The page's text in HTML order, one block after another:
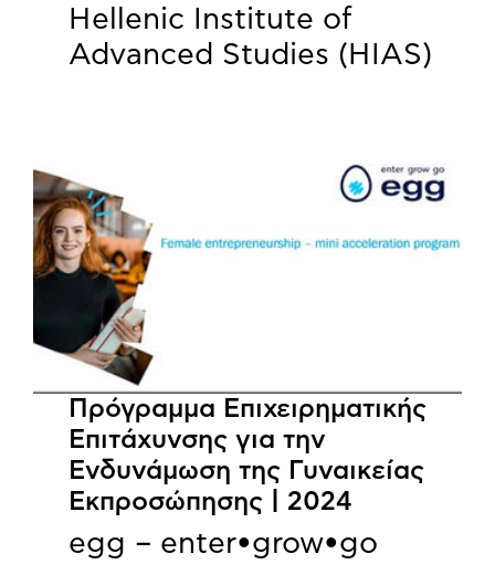
Hellenic Institute of
Advanced Studies (HIAS)
Πρόγραμμα Επιχειρηματικής
Επιτάχυνσης για την
Ενδυνάμωση της Γυναικείας
Εκπροσώπησης | 2024
egg – enter•grow•go